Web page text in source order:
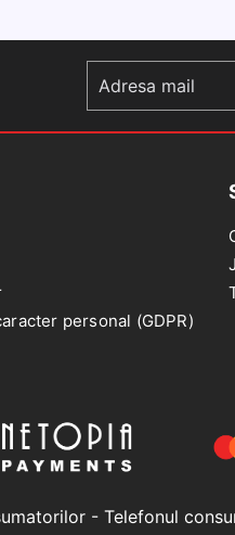
personal (GDPR)
- Telefonul